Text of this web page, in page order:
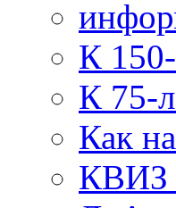
К
К 75-
Как
КВИЗ